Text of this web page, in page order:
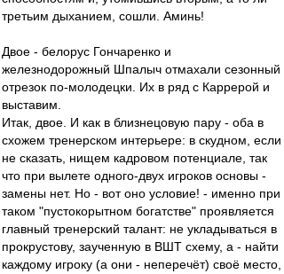
третьим дыханием, сошли. Аминь!
Двое - белорус Гончаренко и
железнодорожный Шпалыч отмахали сезонный
отрезок по-молодецки. Их в ряд с Каррерой и
выставим.
Итак, двое. И как в близнецовую пару - оба в
схожем тренерском интерьере: в скудном, если
не сказать, нищем кадровом потенциале, так
что при вылете одного-двух игроков основы -
замены нет. Но - вот оно условие! - именно при
таком "пустокорытном богатстве" проявляется
главный тренерский талант: не укладываться в
прокрустову, заученную в ВШТ схему, а - найти
каждому игроку (а они - неперечёт) своё место,